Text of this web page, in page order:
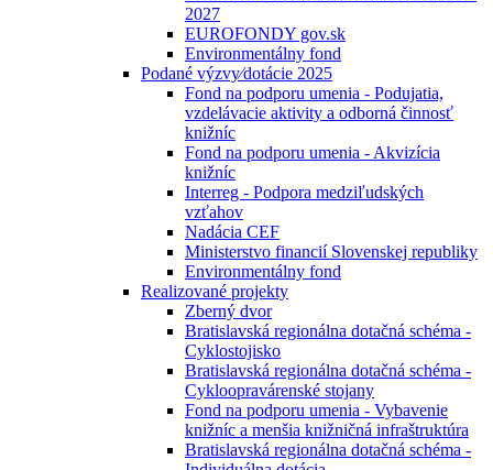
2027
EUROFONDY gov.sk
Environmentálny fond
Podané výzvy⁄dotácie 2025
Fond na podporu umenia - Podujatia,
vzdelávacie aktivity a odborná činnosť
knižníc
Fond na podporu umenia - Akvizícia
knižníc
Interreg - Podpora medziľudských
vzťahov
Nadácia CEF
Ministerstvo financií Slovenskej republiky
Environmentálny fond
Realizované projekty
Zberný dvor
Bratislavská regionálna dotačná schéma -
Cyklostojisko
Bratislavská regionálna dotačná schéma -
Cykloopravárenské stojany
Fond na podporu umenia - Vybavenie
knižníc a menšia knižničná infraštruktúra
Bratislavská regionálna dotačná schéma -